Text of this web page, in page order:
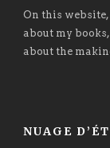
On this
about my
about the
NUAGE